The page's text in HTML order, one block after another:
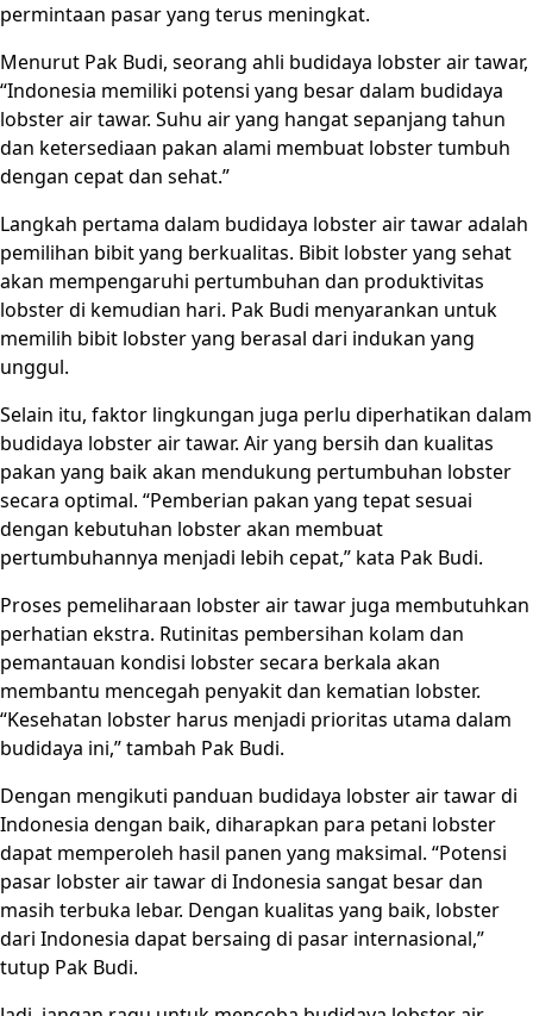
permintaan pasar yang terus meningkat.
Menurut Pak Budi, seorang ahli budidaya lobster air tawar,
“Indonesia memiliki potensi yang besar dalam budidaya
lobster air tawar. Suhu air yang hangat sepanjang tahun
dan ketersediaan pakan alami membuat lobster tumbuh
dengan cepat dan sehat.”
Langkah pertama dalam budidaya lobster air tawar adalah
pemilihan bibit yang berkualitas. Bibit lobster yang sehat
akan mempengaruhi pertumbuhan dan produktivitas
lobster di kemudian hari. Pak Budi menyarankan untuk
memilih bibit lobster yang berasal dari indukan yang
unggul.
Selain itu, faktor lingkungan juga perlu diperhatikan dalam
budidaya lobster air tawar. Air yang bersih dan kualitas
pakan yang baik akan mendukung pertumbuhan lobster
secara optimal. “Pemberian pakan yang tepat sesuai
dengan kebutuhan lobster akan membuat
pertumbuhannya menjadi lebih cepat,” kata Pak Budi.
Proses pemeliharaan lobster air tawar juga membutuhkan
perhatian ekstra. Rutinitas pembersihan kolam dan
pemantauan kondisi lobster secara berkala akan
membantu mencegah penyakit dan kematian lobster.
“Kesehatan lobster harus menjadi prioritas utama dalam
budidaya ini,” tambah Pak Budi.
Dengan mengikuti panduan budidaya lobster air tawar di
Indonesia dengan baik, diharapkan para petani lobster
dapat memperoleh hasil panen yang maksimal. “Potensi
pasar lobster air tawar di Indonesia sangat besar dan
masih terbuka lebar. Dengan kualitas yang baik, lobster
dari Indonesia dapat bersaing di pasar internasional,”
tutup Pak Budi.